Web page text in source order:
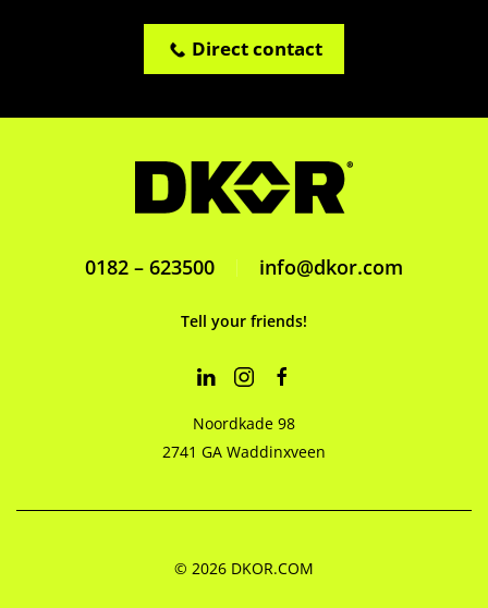
Direct contact
0182 – 623500 info@dkor.com
Tell your friends!
Noordkade 98
2741 GA Waddinxveen
© 2026 DKOR.COM